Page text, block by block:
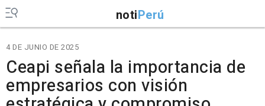
notiPerú
4 DE JUNIO DE 2025
Ceapi señala la importancia de
empresarios con visión